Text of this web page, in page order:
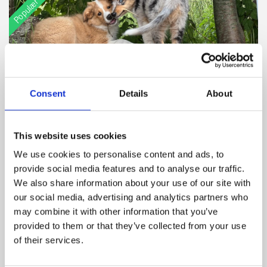
Consent Details About
This website uses cookies
We use cookies to personalise content and ads, to
provide social media features and to analyse our traffic.
We also share information about your use of our site with
our social media, advertising and analytics partners who
may combine it with other information that you’ve
provided to them or that they’ve collected from your use
of their services.
Race
Australian Shepherd
Alder
2 mdr.
Salgsklar d.
28.06.2026
Pris: 15.000 kr.